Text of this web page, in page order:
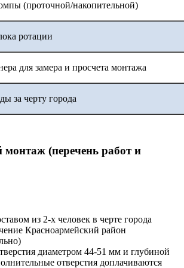
(проточной/накопительной)
ротации
для замера и просчета монтажа
за черту города
(перечень работ и
из 2-х человек в черте города
Красноармейский район
диаметром 44-51 мм и глубиной
отверстия доплачиваются